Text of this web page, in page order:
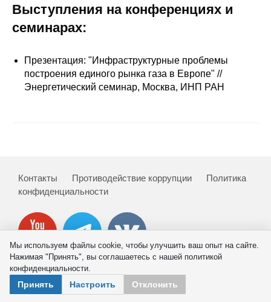
Сотрудники
Отчетность
Противодействие коррупции
Научная жизнь
Проблемы прогнозирования
О журнале
Номера журналов
Выступления на конференциях и
семинарах:
Презентация: "Инфраструктурные проблемы
построения единого рынка газа в Европе" //
Энергетический семинар, Москва, ИНП РАН
Контакты Противодействие коррупции
Политика
конфиденциальности
© 2026 ИНП РАН
Мы используем файлы cookie, чтобы улучшить ваш опыт на сайте.
Нажимая "Принять", вы соглашаетесь с нашей политикой
конфиденциальности.
Принять Настроить Отклонить